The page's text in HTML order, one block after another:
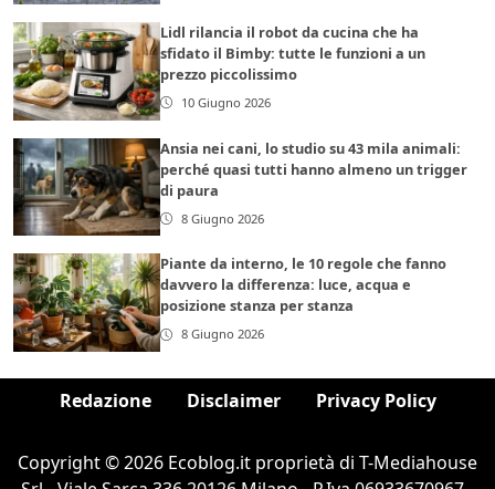
Lidl rilancia il robot da cucina che ha
sfidato il Bimby: tutte le funzioni a un
prezzo piccolissimo
10 Giugno 2026
Ansia nei cani, lo studio su 43 mila animali:
perché quasi tutti hanno almeno un trigger
di paura
8 Giugno 2026
Piante da interno, le 10 regole che fanno
davvero la differenza: luce, acqua e
posizione stanza per stanza
8 Giugno 2026
Redazione Disclaimer Privacy Policy
Copyright © 2026 Ecoblog.it proprietà di T-Mediahouse